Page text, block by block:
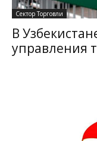
Сектор Торговли
В
управления